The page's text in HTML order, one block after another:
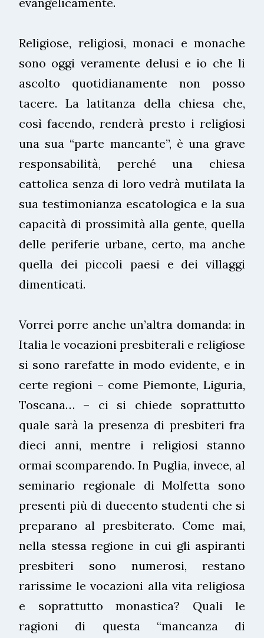
Religiose, religiosi, monaci e monache
sono oggi veramente delusi e io che li
ascolto quotidianamente non posso
tacere. La latitanza della chiesa che,
così facendo, renderà presto i religiosi
una sua “parte mancante”, è una grave
responsabilità, perché una chiesa
cattolica senza di loro vedrà mutilata la
sua testimonianza escatologica e la sua
capacità di prossimità alla gente, quella
delle periferie urbane, certo, ma anche
quella dei piccoli paesi e dei villaggi
dimenticati.
Vorrei porre anche un’altra domanda: in
Italia le vocazioni presbiterali e religiose
si sono rarefatte in modo evidente, e in
certe regioni – come Piemonte, Liguria,
Toscana… – ci si chiede soprattutto
quale sarà la presenza di presbiteri fra
dieci anni, mentre i religiosi stanno
ormai scomparendo. In Puglia, invece, al
seminario regionale di Molfetta sono
presenti più di duecento studenti che si
preparano al presbiterato. Come mai,
nella stessa regione in cui gli aspiranti
presbiteri sono numerosi, restano
rarissime le vocazioni alla vita religiosa
e soprattutto monastica? Quali le
ragioni di questa “mancanza di